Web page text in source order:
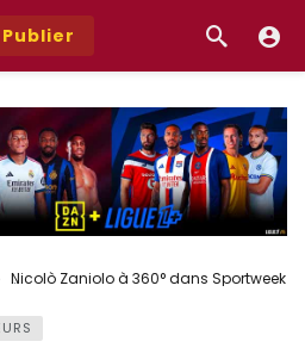
Publier
Nicolò Zaniolo à 360° dans Sportweek